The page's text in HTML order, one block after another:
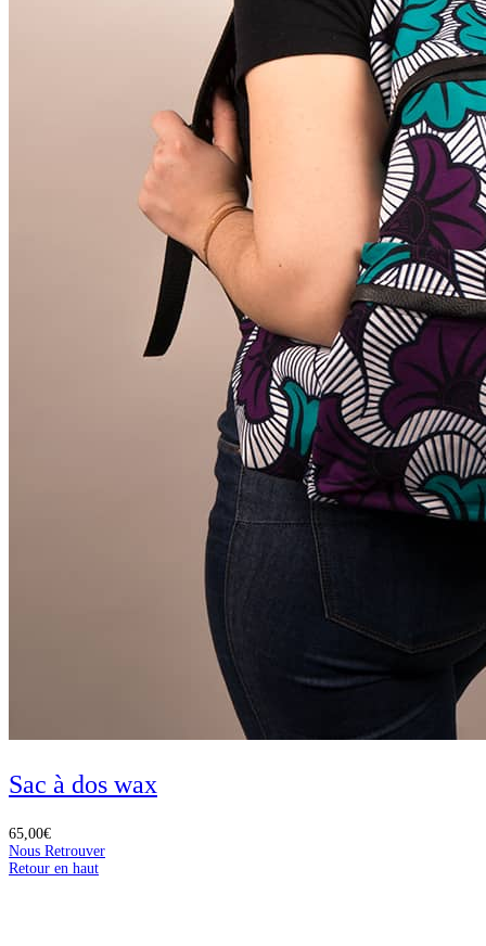
Sac à dos wax
65,00€
Nous Retrouver
Retour en haut